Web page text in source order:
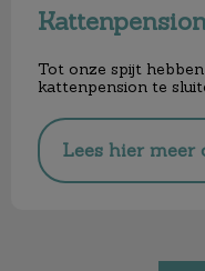
Tot onze spijt
kattenpension te
Lees hier meer